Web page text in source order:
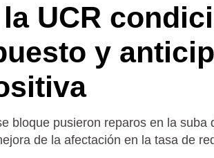
UCR
y
bloque pusieron reparos en la
de la afectación en la tasa de